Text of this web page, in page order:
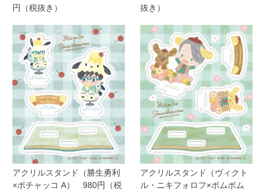
円（税抜き）
抜き）
アクリルスタンド（勝生勇利
×ポチャッコ A） 980円（税
アクリルスタンド（ヴィクト
ル・ニキフォロフ×ポムポム